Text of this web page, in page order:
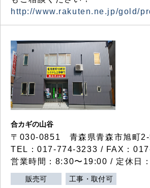
http://www.rakuten.ne.jp/gold/
合カギの山谷
〒030-0851 青森県青森市旭町
TEL：017-774-3233 / FAX：
営業時間：8:30〜19:00 / 定休日
販売可 工事・取付可